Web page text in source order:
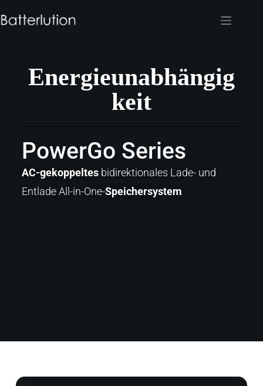
Energieunabhängig
keit
PowerGo Series
AC-gekoppeltesbidirektionales Lade- und
Entlade All-in-One-Speichersystem